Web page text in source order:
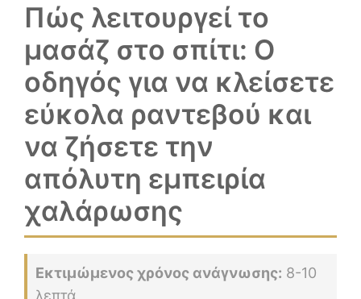
Πώς λειτουργεί το
μασάζ στο σπίτι: Ο
οδηγός για να κλείσετε
εύκολα ραντεβού και
να ζήσετε την
απόλυτη εμπειρία
χαλάρωσης
Εκτιμώμενος χρόνος ανάγνωσης: 8-10
λεπτά